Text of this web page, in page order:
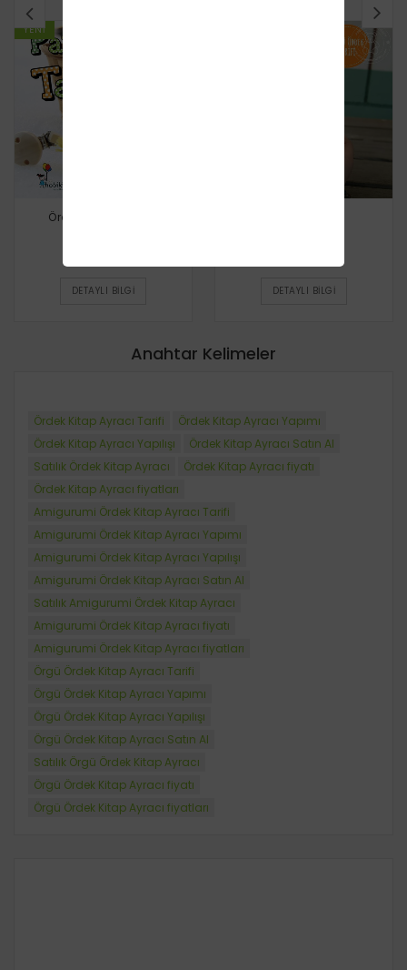
YENI
Ördek Emzik Zinciri
DETAYLI BILGI DETAYLI BILGI
Anahtar Kelimeler
Ördek Kitap Ayracı Tarifi
Ördek Kitap Ayracı Yapımı
Ördek Kitap Ayracı Yapılışı
Ördek Kitap Ayracı Satın Al
Satılık Ördek Kitap Ayracı
Ördek Kitap Ayracı fiyatı
Ördek Kitap Ayracı fiyatları
Amigurumi Ördek Kitap Ayracı Tarifi
Amigurumi Ördek Kitap Ayracı Yapımı
Amigurumi Ördek Kitap Ayracı Yapılışı
Amigurumi Ördek Kitap Ayracı Satın Al
Satılık Amigurumi Ördek Kitap Ayracı
Amigurumi Ördek Kitap Ayracı fiyatı
Amigurumi Ördek Kitap Ayracı fiyatları
Örgü Ördek Kitap Ayracı Tarifi
Örgü Ördek Kitap Ayracı Yapımı
Örgü Ördek Kitap Ayracı Yapılışı
Örgü Ördek Kitap Ayracı Satın Al
Satılık Örgü Ördek Kitap Ayracı
Örgü Ördek Kitap Ayracı fiyatı
Örgü Ördek Kitap Ayracı fiyatları